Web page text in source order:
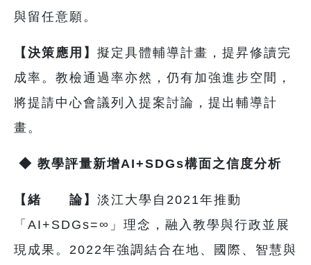
與留任意願。
【決策應用】 擬定具體輔導計畫，提昇修讀完
成率。教檢通過率亦然，仍有加強進步空間，
將提請中心會議列入提案討論，提出輔導計
畫。
◆ 教學評量新增AI+SDGs構面之信度分析
【緒 論】 淡江大學自2021年推動
「AI+SDGs=∞」理念，融入教學與行政並展
現成果。2022年強調結合在地、國際、智慧與